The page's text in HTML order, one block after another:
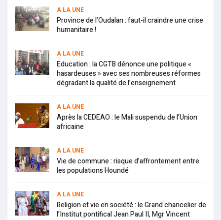
A LA UNE
Province de l’Oudalan : faut-il craindre une crise
humanitaire !
A LA UNE
Education : la CGTB dénonce une politique «
hasardeuses » avec ses nombreuses réformes
dégradant la qualité de l’enseignement
A LA UNE
Après la CEDEAO : le Mali suspendu de l’Union
africaine
A LA UNE
Vie de commune : risque d’affrontement entre
les populations Houndé
A LA UNE
Religion et vie en société : le Grand chancelier de
l’Institut pontifical Jean Paul II, Mgr Vincent